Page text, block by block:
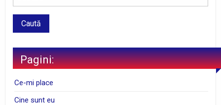
Pagini:
Ce-mi place
Cine sunt eu